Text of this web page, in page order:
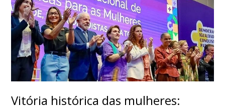
Vitória histórica das mulheres: